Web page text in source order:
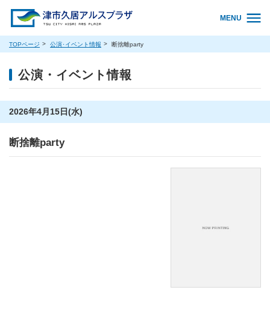
MENU
TOPページ 公演･イベント情報 断捨離party
公演・イベント情報
2026年4月15日(水)
断捨離party